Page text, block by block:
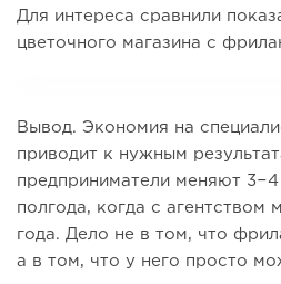
Для интереса сравнили
цветочного магазина с
Вывод. Экономия на
приводит к нужным
предприниматели меняют
полгода, когда с агентством
года. Дело не в том, что
а в том, что у него просто